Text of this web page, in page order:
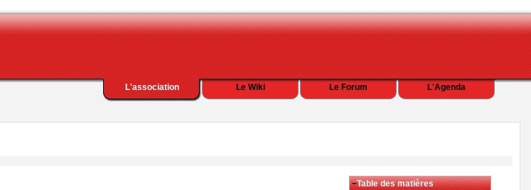
L'Agenda
Le Forum
Le Wiki
L'association
−Table des matières